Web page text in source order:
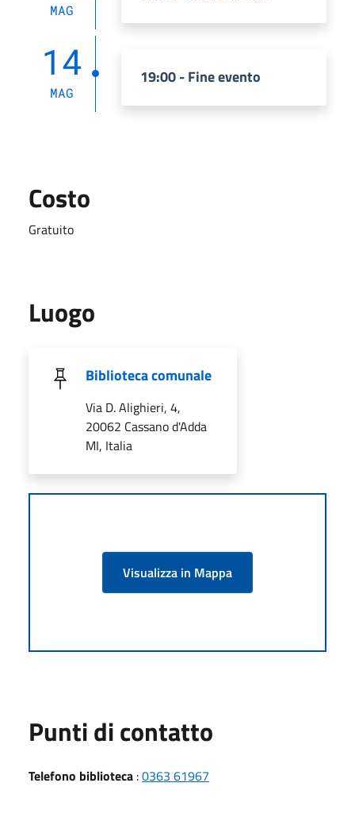
MAG
14
MAG
19:00 - Fine evento
Costo
Gratuito
Luogo
Biblioteca comunale
Via D. Alighieri, 4,
20062 Cassano d'Adda
MI, Italia
Visualizza in Mappa
Punti di contatto
Telefono biblioteca :0363 61967